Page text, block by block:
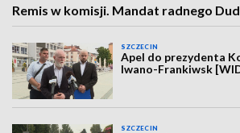
Remis w komisji. Mandat radnego
SZCZECIN
Apel do prezydenta
Iwano-Frankiwsk
SZCZECIN